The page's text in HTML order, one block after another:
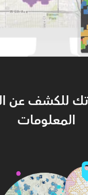
للكشف عن
المعلومات